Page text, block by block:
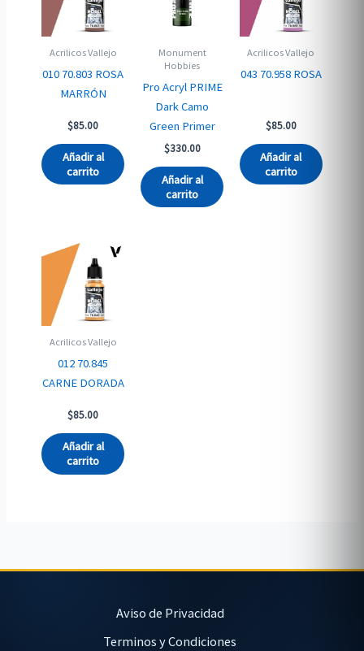
Acrilicos Vallejo
010 70.803 ROSA
MARRÓN
$85.00
Añadir al
carrito
Monument
Hobbies
Pro Acryl PRIME
Dark Camo
Green Primer
$330.00
Añadir al
carrito
Acrilicos Vallejo
043 70.958 ROSA
$85.00
Añadir al
carrito
Acrilicos Vallejo
012 70.845
CARNE DORADA
$85.00
Añadir al
carrito
Aviso de Privacidad
Terminos y Condiciones